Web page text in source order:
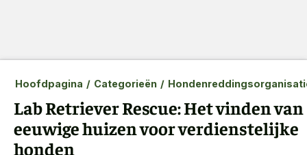
Hoofdpagina / Categorieën /
Lab Retriever Rescue: Het vinden van
eeuwige huizen voor verdienstelijke
honden